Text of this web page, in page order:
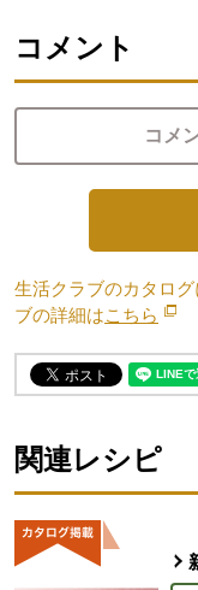
コメント
コメ
生活クラブのカタロ
ブの詳細はこちら 別
関連レシピ